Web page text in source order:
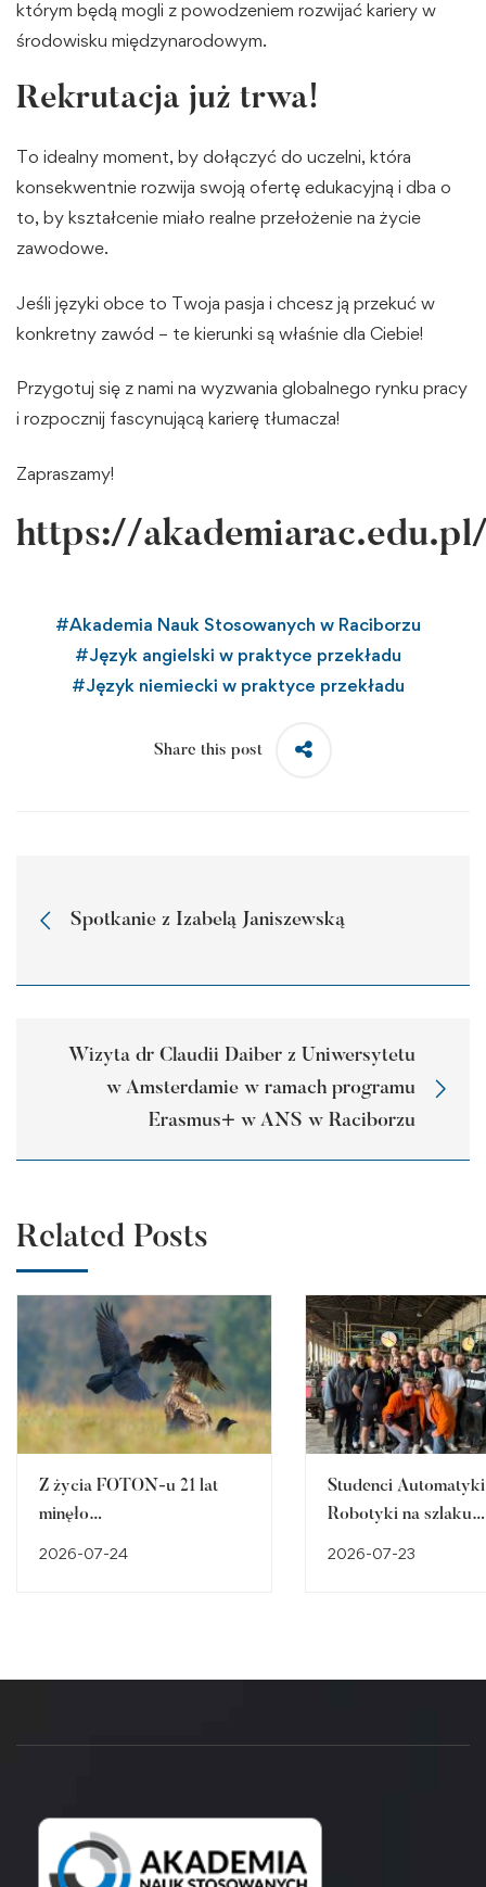
którym będą mogli z powodzeniem rozwijać kariery w
środowisku międzynarodowym.
Rekrutacja już trwa!
To idealny moment, by dołączyć do uczelni, która
konsekwentnie rozwija swoją ofertę edukacyjną i dba o
to, by kształcenie miało realne przełożenie na życie
zawodowe.
Jeśli języki obce to Twoja pasja i chcesz ją przekuć w
konkretny zawód – te kierunki są właśnie dla Ciebie!
Przygotuj się z nami na wyzwania globalnego rynku pracy
i rozpocznij fascynującą karierę tłumacza!
Zapraszamy!
https://
#Akademia Nauk Stosowanych w Raciborzu
#Język angielski w praktyce przekładu
#Język niemiecki w praktyce przekładu
Share this post
Spotkanie z Izabelą Janiszewską
Wizyta dr Claudii Daiber z Uniwersytetu
w Amsterdamie w ramach programu
Erasmus+ w ANS w Raciborzu
Related Posts
Z życia FOTON-u 21 lat
minęło…
2026-07-24
Studenci
Robotyki na szlaku
2026-07-23